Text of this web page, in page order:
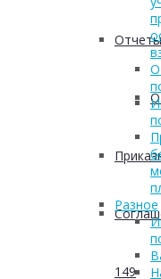
Отчеты
149
О
Разное